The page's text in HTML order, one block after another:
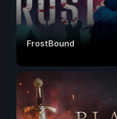
FrostBound